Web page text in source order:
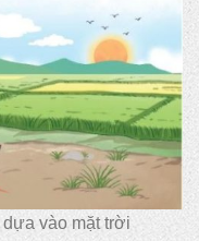
vào mặt trời